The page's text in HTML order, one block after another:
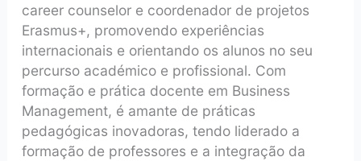
career counselor e coordenador de projetos
Erasmus+, promovendo experiências
internacionais e orientando os alunos no seu
percurso académico e profissional. Com
formação e prática docente em Business
Management, é amante de práticas
pedagógicas inovadoras, tendo liderado a
formação de professores e a integração da